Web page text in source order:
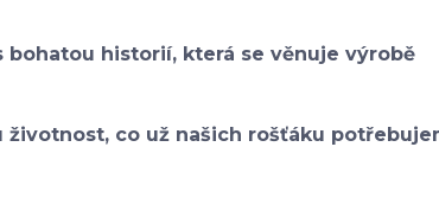
bohatou historií, která se věnuje výrobě
co už našich rošťáku